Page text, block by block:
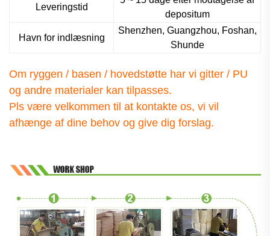
Leveringstid
depositum
Havn for indlæsning
Shenzhen, Guangzhou, Foshan,
Shunde
Om ryggen / basen / hovedstøtte har vi gitter / PU
og andre materialer kan tilpasses.
Pls være velkommen til at kontakte os, vi vil
afhænge af dine behov og give dig forslag.